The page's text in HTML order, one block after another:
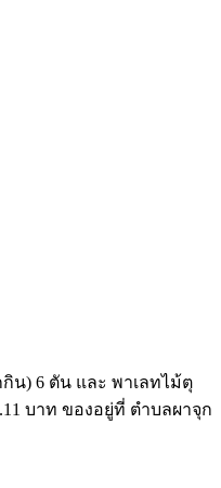
กิน) 6 ตัน และ พาเลทไม้ตุ
บาท ของอยู่ที่ ตำบลผาจุก